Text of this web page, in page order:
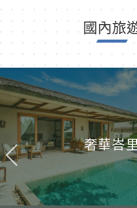
國內旅
奢華峇